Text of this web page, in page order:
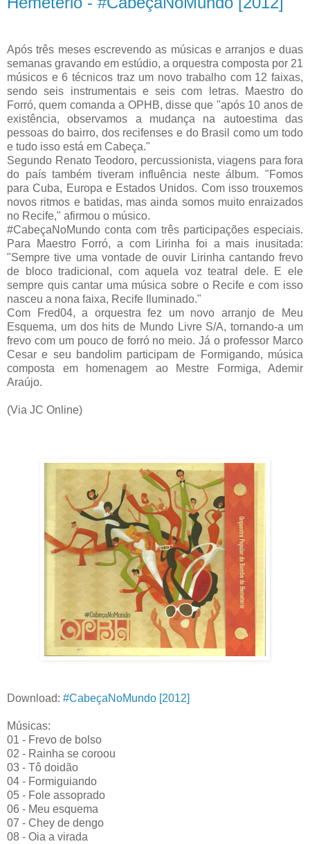
Após três meses escrevendo as músicas e arranjos e duas
semanas gravando em estúdio, a orquestra composta por 21
músicos e 6 técnicos traz um novo trabalho com 12 faixas,
sendo seis instrumentais e seis com letras. Maestro do
Forró, quem comanda a OPHB, disse que "após 10 anos de
existência, observamos a mudança na autoestima das
pessoas do bairro, dos recifenses e do Brasil como um todo
e tudo isso está em Cabeça."
Segundo Renato Teodoro, percussionista, viagens para fora
do país também tiveram influência neste álbum. "Fomos
para Cuba, Europa e Estados Unidos. Com isso trouxemos
novos ritmos e batidas, mas ainda somos muito enraizados
no Recife," afirmou o músico.
#CabeçaNoMundo conta com três participações especiais.
Para Maestro Forró, a com Lirinha foi a mais inusitada:
"Sempre tive uma vontade de ouvir Lirinha cantando frevo
de bloco tradicional, com aquela voz teatral dele. E ele
sempre quis cantar uma música sobre o Recife e com isso
nasceu a nona faixa, Recife Iluminado."
Com Fred04, a orquestra fez um novo arranjo de Meu
Esquema, um dos hits de Mundo Livre S/A, tornando-a um
frevo com um pouco de forró no meio. Já o professor Marco
Cesar e seu bandolim participam de Formigando, música
composta em homenagem ao Mestre Formiga, Ademir
Araújo.
(Via JC Online)
Download: #CabeçaNoMundo [2012]
Músicas:
01 - Frevo de bolso
02 - Rainha se coroou
03 - Tô doidão
04 - Formiguiando
05 - Fole assoprado
06 - Meu esquema
07 - Chey de dengo
08 - Oia a virada